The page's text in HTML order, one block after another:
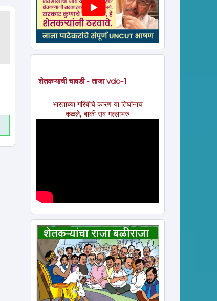
शेतकऱ्याची चावडी - ताजा vdo-1
भारताच्या गरिबीचे कारण या तिघांनाच
कळले, बाकी सब गल्लाभरु